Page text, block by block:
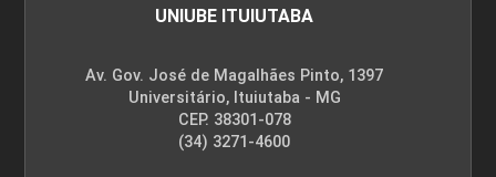
UNIUBE ITUIUTABA
Av. Gov. José de Magalhães Pinto, 1397
Universitário, Ituiutaba - MG
CEP. 38301-078
(34) 3271-4600